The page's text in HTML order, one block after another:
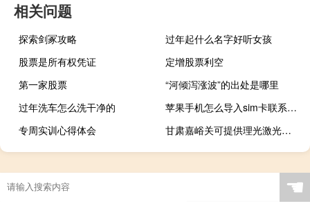
相关问题
探索剑冢攻略
过年起什么名字好听女孩
股票是所有权凭证
定增股票利空
第一家股票
“河倾泻涨波”的出处是哪里
过年洗车怎么洗干净的
苹果手机怎么导入sim卡联系人电话（苹果手机怎么导入sim卡联系人）
专周实训心得体会
甘肃嘉峪关可提供理光激光打印机维修服务地址在哪
☚